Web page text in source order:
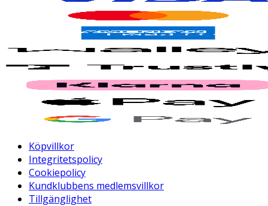
Köpvillkor
Integritetspolicy
Cookiepolicy
Kundklubbens medlemsvillkor
Tillgänglighet